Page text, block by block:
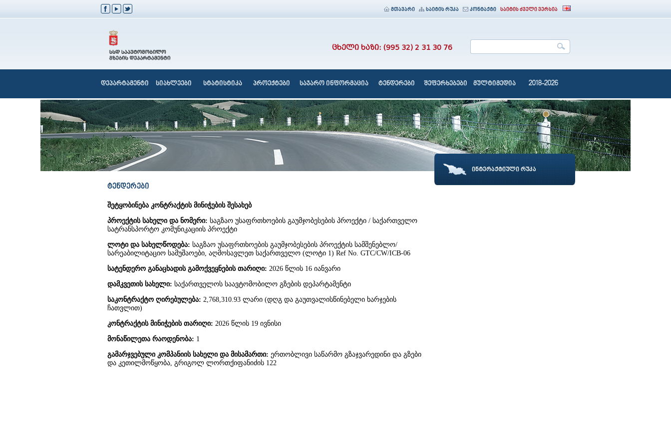
მთავარი საიტის რუკა კონტაქტი საიტის ძველი ვერსია
ცხელი ხაზი: (995 32) 2 31 30 76
დეპარტამენტი სიახლეები სტატისტიკა პროექტები საჯარო ინფორმაცია ტენდერები შეფერხებები მულტიმედია 2018-2026
ტენდერები
შეტყობინება კონტრაქტის მინიჭების შესახებ
პროექტის სახელი და ნომერი: საგზაო უსაფრთხოების გაუმჯობესების პროექტი / საქართველო
სატრანსპორტო კომუნიკაციის პროექტი
ლოტი და სახელწოდება: საგზაო უსაფრთხოების გაუმჯობესების პროექტის სამშენებლო/
სარეაბილიტაციო სამუშაოები, აღმოსავლეთ საქართველო (ლოტი 1) Ref No. GTC/CW/ICB-06
სატენდერო განაცხადის გამოქვეყნების თარიღი: 2026 წლის 16 იანვარი
დამკვეთის სახელი: საქართველოს საავტომობილო გზების დეპარტამენტი
საკონტრაქტო ღირებულება: 2,768,310.93 ლარი (დღგ და გაუთვალისწინებელი ხარჯების
ჩათვლით)
კონტრაქტის მინიჭების თარიღი: 2026 წლის 19 ივნისი
მონაწილეთა რაოდენობა: 1
გამარჯვებული კომპანიის სახელი და მისამართი: ერთობლივი საწარმო გზაჯვარედინი და გზები
და კეთილმოწყობა, გრიგოლ ლორთქიფანიძის 122
ინტერაქტიული რუკა